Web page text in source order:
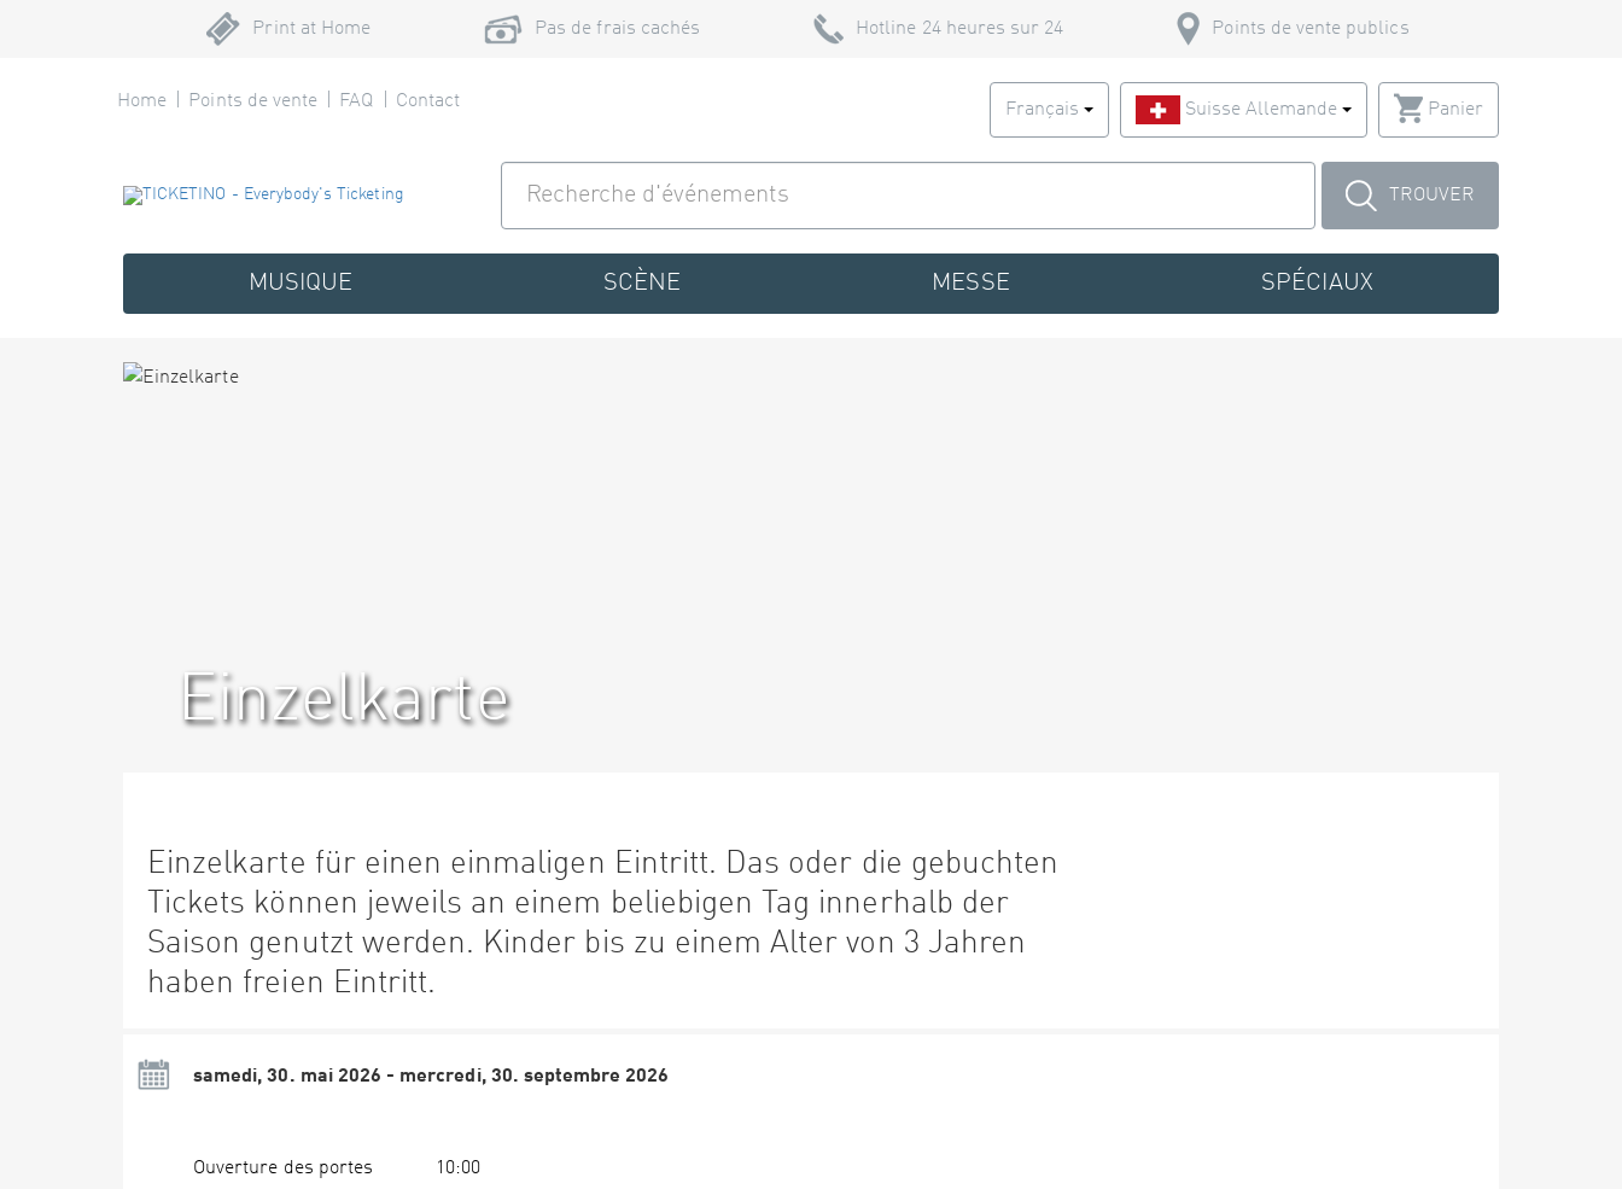
Print at Home Pas de frais cachés Hotline 24 heures sur 24 Points de vente publics
Home Points de vente FAQ Contact Français Suisse Allemande Panier
TROUVER
MUSIQUE SCÈNE MESSE SPÉCIAUX
Einzelkarte
Einzelkarte für einen einmaligen Eintritt. Das oder die gebuchten
Tickets können jeweils an einem beliebigen Tag innerhalb der
Saison genutzt werden. Kinder bis zu einem Alter von 3 Jahren
haben freien Eintritt.
samedi, 30. mai 2026 - mercredi, 30. septembre 2026
Ouverture des portes
10:00